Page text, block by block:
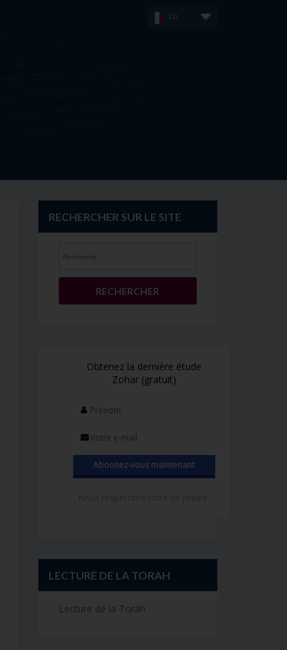
FR
RECHERCHER SUR LE SITE
Obtenez la dernière étude
Zohar (gratuit)
LECTURE DE LA TORAH
Lecture de la Torah